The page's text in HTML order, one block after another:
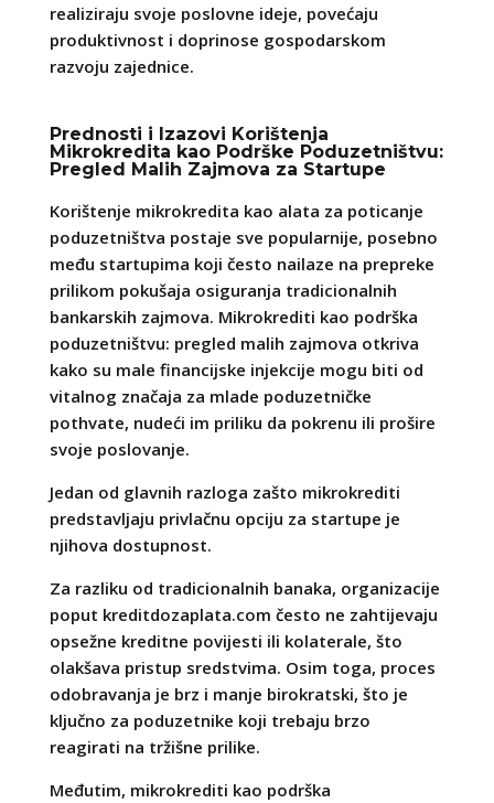
realiziraju svoje poslovne ideje, povećaju
produktivnost i doprinose gospodarskom
razvoju zajednice.
Prednosti i Izazovi Korištenja
Mikrokredita kao Podrške Poduzetništvu:
Pregled Malih Zajmova za Startupe
Korištenje mikrokredita kao alata za poticanje
poduzetništva postaje sve popularnije, posebno
među startupima koji često nailaze na prepreke
prilikom pokušaja osiguranja tradicionalnih
bankarskih zajmova. Mikrokrediti kao podrška
poduzetništvu: pregled malih zajmova otkriva
kako su male financijske injekcije mogu biti od
vitalnog značaja za mlade poduzetničke
pothvate, nudeći im priliku da pokrenu ili prošire
svoje poslovanje.
Jedan od glavnih razloga zašto mikrokrediti
predstavljaju privlačnu opciju za startupe je
njihova dostupnost.
Za razliku od tradicionalnih banaka, organizacije
poput kreditdozaplata.com često ne zahtijevaju
opsežne kreditne povijesti ili kolaterale, što
olakšava pristup sredstvima. Osim toga, proces
odobravanja je brz i manje birokratski, što je
ključno za poduzetnike koji trebaju brzo
reagirati na tržišne prilike.
Međutim, mikrokrediti kao podrška